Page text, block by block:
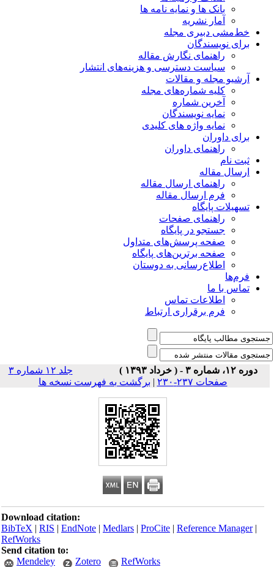
بانک ها و نمایه نامه ها
آمار نشریه
خط‌مشی دبیری مجله
برای نویسندگان
راهنمای نگارش مقاله
سیاست دسترسی و هزینه‌های انتشار
آرشیو مجله و مقالات
کلیه شماره‌های مجله
آخرین شماره
نمایه نویسندگان
نمایه واژه های کلیدی
برای داوران
راهنمای داوران
ثبت نام
ارسال مقاله
راهنمای ارسال مقاله
فرم ارسال مقاله
تسهیلات پایگاه
راهنمای صفحات
جستجو در پایگاه
صفحه پرسش‌های متداول
صفحه برترین‌های پایگاه
اطلاع‌رسانی به دوستان
فرم‌ها
تماس با ما
اطلاعات تماس
فرم برقراری ارتباط
دوره ۱۲، شماره ۳ - ( خرداد ۱۳۹۳ )
جلد ۱۲ شماره ۳
صفحات ۲۳۷-۲۳۰
|برگشت به فهرست نسخه ها
Download citation:
BibTeX|RIS|EndNote|Medlars|ProCite|Reference Manager
RefWorks
Send citation to:
Mendeley
Zotero RefWorks